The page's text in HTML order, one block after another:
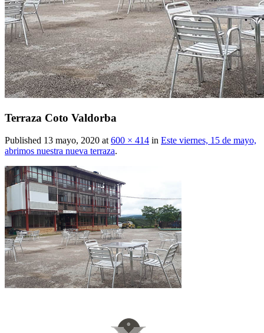
Terraza Coto Valdorba
Published 13 mayo, 2020 at 600 × 414 in Este viernes, 15 de mayo,
abrimos nuestra nueva terraza.